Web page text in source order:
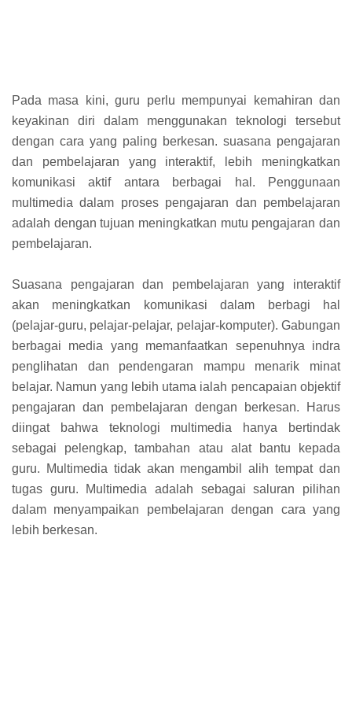
Pada masa kini, guru perlu mempunyai kemahiran dan
keyakinan diri dalam menggunakan teknologi tersebut
dengan cara yang paling berkesan. suasana pengajaran
dan pembelajaran yang interaktif, lebih meningkatkan
komunikasi aktif antara berbagai hal. Penggunaan
multimedia dalam proses pengajaran dan pembelajaran
adalah dengan tujuan meningkatkan mutu pengajaran dan
pembelajaran.
Suasana pengajaran dan pembelajaran yang interaktif
akan meningkatkan komunikasi dalam berbagi hal
(pelajar-guru, pelajar-pelajar, pelajar-komputer). Gabungan
berbagai media yang memanfaatkan sepenuhnya indra
penglihatan dan pendengaran mampu menarik minat
belajar. Namun yang lebih utama ialah pencapaian objektif
pengajaran dan pembelajaran dengan berkesan. Harus
diingat bahwa teknologi multimedia hanya bertindak
sebagai pelengkap, tambahan atau alat bantu kepada
guru. Multimedia tidak akan mengambil alih tempat dan
tugas guru. Multimedia adalah sebagai saluran pilihan
dalam menyampaikan pembelajaran dengan cara yang
lebih berkesan.